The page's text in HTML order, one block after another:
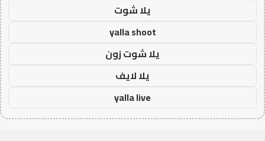
يلا شوت
yalla shoot
يلا شوت زون
يلا لايف
yalla live